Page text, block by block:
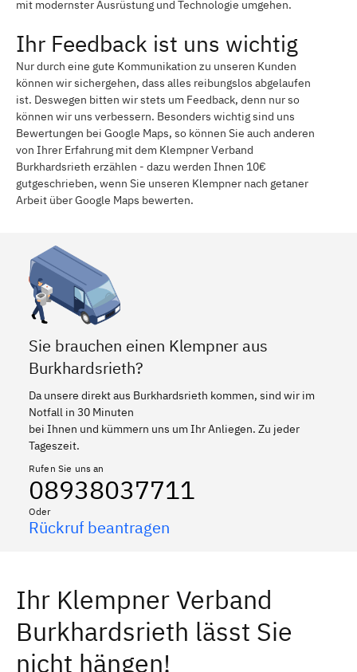
mit modernster Ausrüstung und Technologie umgehen.
Ihr Feedback ist uns wichtig
Nur durch eine gute Kommunikation zu unseren Kunden
können wir sichergehen, dass alles reibungslos abgelaufen
ist. Deswegen bitten wir stets um Feedback, denn nur so
können wir uns verbessern. Besonders wichtig sind uns
Bewertungen bei Google Maps, so können Sie auch anderen
von Ihrer Erfahrung mit dem Klempner Verband
Burkhardsrieth erzählen - dazu werden Ihnen 10€
gutgeschrieben, wenn Sie unseren Klempner nach getaner
Arbeit über Google Maps bewerten.
Sie brauchen einen Klempner aus
Burkhardsrieth?
Da unsere direkt aus Burkhardsrieth kommen, sind wir im
Notfall in 30 Minuten
bei Ihnen und kümmern uns um Ihr Anliegen. Zu jeder
Tageszeit.
Rufen Sie uns an
08938037711
Oder
Rückruf beantragen
Ihr Klempner Verband
Burkhardsrieth lässt Sie
nicht hängen!